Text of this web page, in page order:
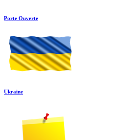
Porte Ouverte
Ukraine